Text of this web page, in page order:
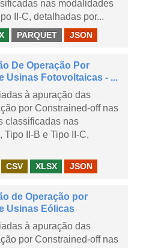
nas modalidades
II-C, detalhadas por...
PARQUET JSON
De Operação Por
Usinas Fotovoltaicas - ...
à apuração das
por Constrained-off nas
classificadas nas
Tipo II-B e Tipo II-C,
CSV XLSX JSON
de Operação por
Usinas Eólicas
à apuração das
por Constrained-off nas